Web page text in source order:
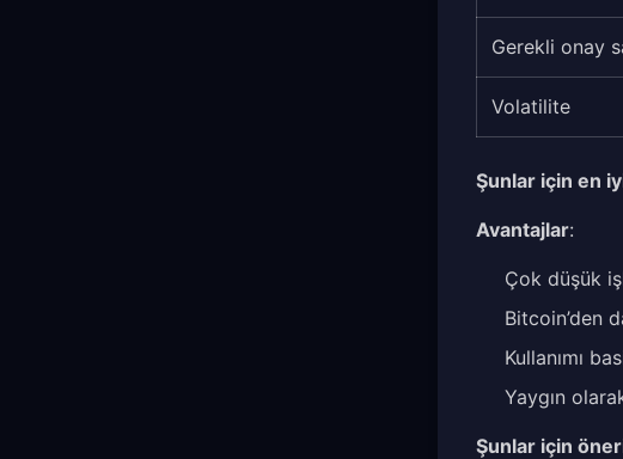
Gerekli onay
Volatilite
Şunlar için en
Avantajlar:
Çok düşük
Bitcoin’den
Kullanımı
Yaygın
Şunlar için